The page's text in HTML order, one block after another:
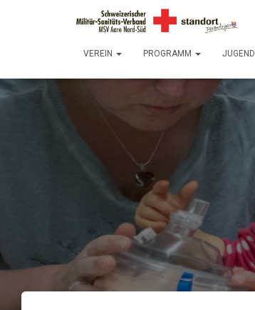
VEREIN PROGRAMM JUGEND